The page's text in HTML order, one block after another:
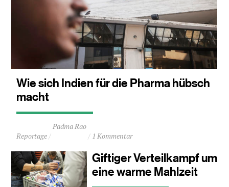
Wie sich Indien für die Pharma hübsch
macht
Durchschnittliche
ca.
3
Minuten
Reportage
Padma Rao
1 Kommentar
Giftiger Verteilkampf um
eine warme Mahlzeit